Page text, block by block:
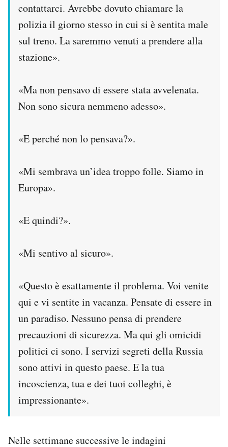
contattarci. Avrebbe dovuto chiamare la
polizia il giorno stesso in cui si è sentita male
sul treno. La saremmo venuti a prendere alla
stazione».
«Ma non pensavo di essere stata avvelenata.
Non sono sicura nemmeno adesso».
«E perché non lo pensava?».
«Mi sembrava un’idea troppo folle. Siamo in
Europa».
«E quindi?».
«Mi sentivo al sicuro».
«Questo è esattamente il problema. Voi venite
qui e vi sentite in vacanza. Pensate di essere in
un paradiso. Nessuno pensa di prendere
precauzioni di sicurezza. Ma qui gli omicidi
politici ci sono. I servizi segreti della Russia
sono attivi in questo paese. E la tua
incoscienza, tua e dei tuoi colleghi, è
impressionante».
Nelle settimane successive le indagini